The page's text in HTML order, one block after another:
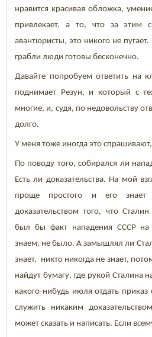
нравится красивая обложка,
привлекает, а то, что за этим
авантюристы, это никого не
грабли люди готовы бесконечно.
Давайте попробуем ответить на
поднимает Резун, и который с
многие, и, судя, по недовольству
долго.
У меня тоже иногда это спрашивают,
По поводу того, собирался ли
Есть ли доказательства. На мой
проще простого и его знает
доказательством того, что
был бы факт нападения СССР
знаем, не было. А замышлял ли
знает, никто никогда не знает,
найдут бумагу, где рукой Сталина
какого-нибудь июля отдать
служить никаким
может сказать и написать. Если